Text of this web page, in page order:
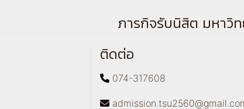
ภารกิจรับนิสิต มหาวิ
ติดต่อ
074-317608